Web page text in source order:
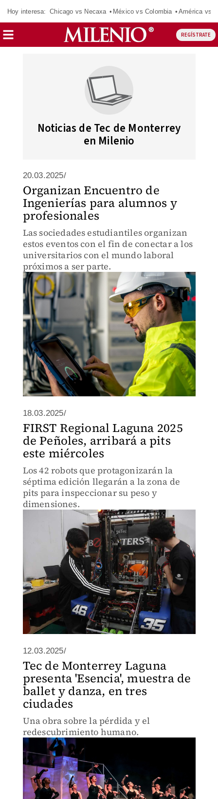
Hoy interesa: Chicago vs Necaxa México vs Colombia América vs
REGÍSTRATE
Noticias de Tec de Monterrey
en Milenio
20.03.2025/
Organizan Encuentro de
Ingenierías para alumnos y
profesionales
Las sociedades estudiantiles organizan
estos eventos con el fin de conectar a los
universitarios con el mundo laboral
próximos a ser parte.
18.03.2025/
FIRST Regional Laguna 2025
de Peñoles, arribará a pits
este miércoles
Los 42 robots que protagonizarán la
séptima edición llegarán a la zona de
pits para inspeccionar su peso y
dimensiones.
12.03.2025/
Tec de Monterrey Laguna
presenta 'Esencia', muestra de
ballet y danza, en tres
ciudades
Una obra sobre la pérdida y el
redescubrimiento humano.